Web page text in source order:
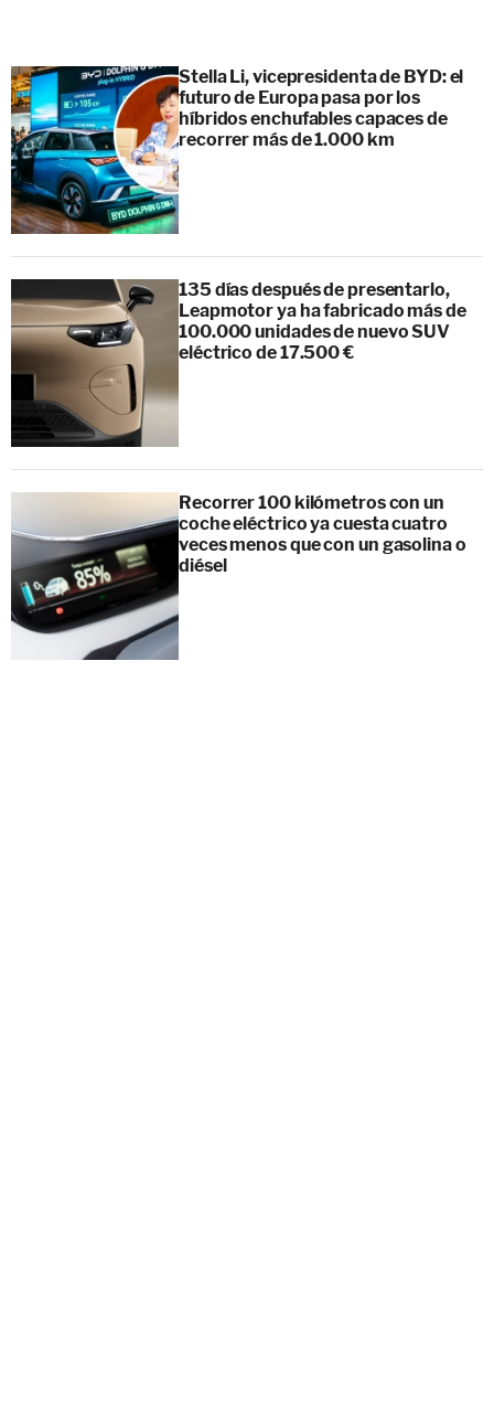
Stella Li, vicepresidenta de BYD: el
futuro de Europa pasa por los
híbridos enchufables capaces de
recorrer más de 1.000 km
135 días después de presentarlo,
Leapmotor ya ha fabricado más de
100.000 unidades de nuevo SUV
eléctrico de 17.500 €
Recorrer 100 kilómetros con un
coche eléctrico ya cuesta cuatro
veces menos que con un gasolina o
diésel